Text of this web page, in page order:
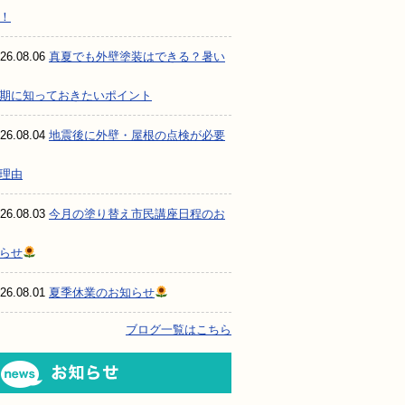
真夏でも外壁塗装はできる？暑い
に知っておきたいポイント
地震後に外壁・屋根の点検が必要
由
今月の塗り替え市民講座日程のお
せ
夏季休業のお知らせ
ブログ一覧はこちら